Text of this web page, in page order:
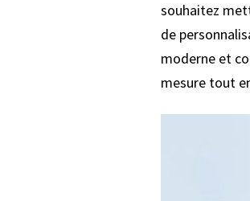
souhaitez
de
moderne et
mesure tout